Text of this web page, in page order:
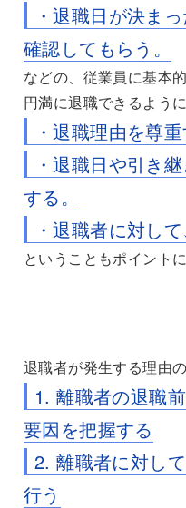
・退職日が決ま
確認してもらう。
などの、従業員に基本
円満に退職できるよう
・退職理由を尊重
・退職日や引き
する。
・退職者に対し
ということもポイントに
退職者が発生する理由
1. 離職者の退職
要因を把握する
2. 離職者に対し
行う